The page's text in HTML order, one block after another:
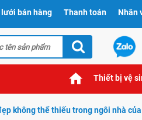
bán hàng Thanh toán Nhân
Thiết bị vệ
không thể thiếu trong ngôi nhà